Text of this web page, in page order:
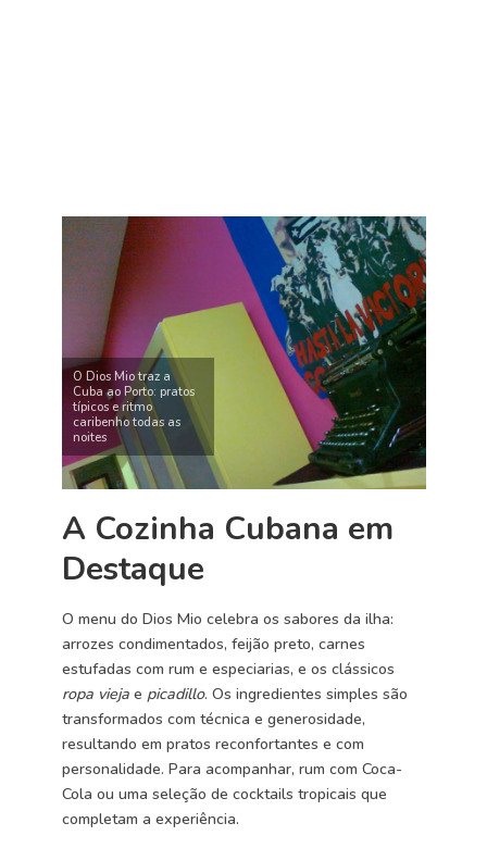
O Dios Mio traz a
Cuba ao Porto: pratos
típicos e ritmo
caribenho todas as
noites
A Cozinha Cubana em
Destaque
O menu do Dios Mio celebra os sabores da ilha:
arrozes condimentados, feijão preto, carnes
estufadas com rum e especiarias, e os clássicos
ropa viejae picadillo. Os ingredientes simples são
transformados com técnica e generosidade,
resultando em pratos reconfortantes e com
personalidade. Para acompanhar, rum com Coca-
Cola ou uma seleção de cocktails tropicais que
completam a experiência.